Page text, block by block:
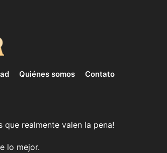
Quiénes somos Contato
que realmente valen la pena!
lo mejor.